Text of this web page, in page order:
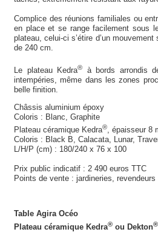
Complice des réunions familiales ou
en place et se range facilement sous
plateau, celui-ci s’étire d’un
de 240 cm.
Le plateau Kedra®
à bords arrondis
intempéries, même dans les zones
belle finition.
Châssis aluminium époxy
Coloris : Blanc, Graphite
Plateau céramique Kedra®, épaisseur 8
Coloris : Black B, Calacata, Lunar,
L/H/P (cm) : 180/240 x 76 x 100
Prix public indicatif : 2 490 euros TTC
Points de vente : jardineries,
Table Agira Océo
Plateau céramique Kedra® ou Dekton®